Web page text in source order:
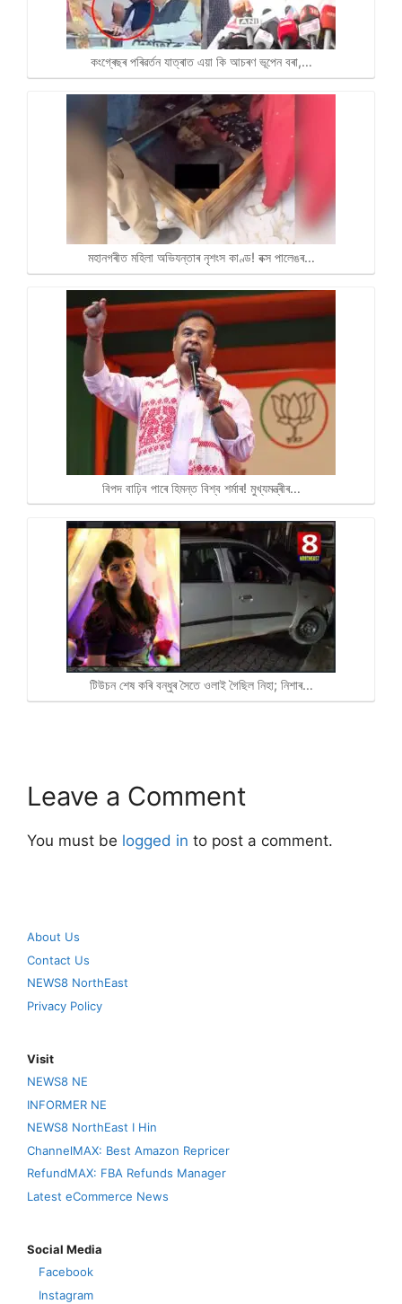
কংগ্ৰেছৰ পৰিৱৰ্তন যাত্ৰাত এয়া কি আচৰণ ভূপেন বৰা,…
মহানগৰীত মহিলা অভিযন্তাৰ নৃশংস কাণ্ড! বক্স পালেঙৰ…
বিপদ বাঢ়িব পাৰে হিমন্ত বিশ্ব শৰ্মাৰ! মুখ্যমন্ত্ৰীৰ…
টিউচন শেষ কৰি বন্ধুৰ সৈতে ওলাই গৈছিল নিহা; নিশাৰ…
Leave a Comment
You must be logged in to post a comment.
About Us
Contact Us
NEWS8 NorthEast
Privacy Policy
Visit
NEWS8 NE
INFORMER NE
NEWS8 NorthEast I Hin
ChannelMAX: Best Amazon Repricer
RefundMAX: FBA Refunds Manager
Latest eCommerce News
Social Media
Facebook
Instagram